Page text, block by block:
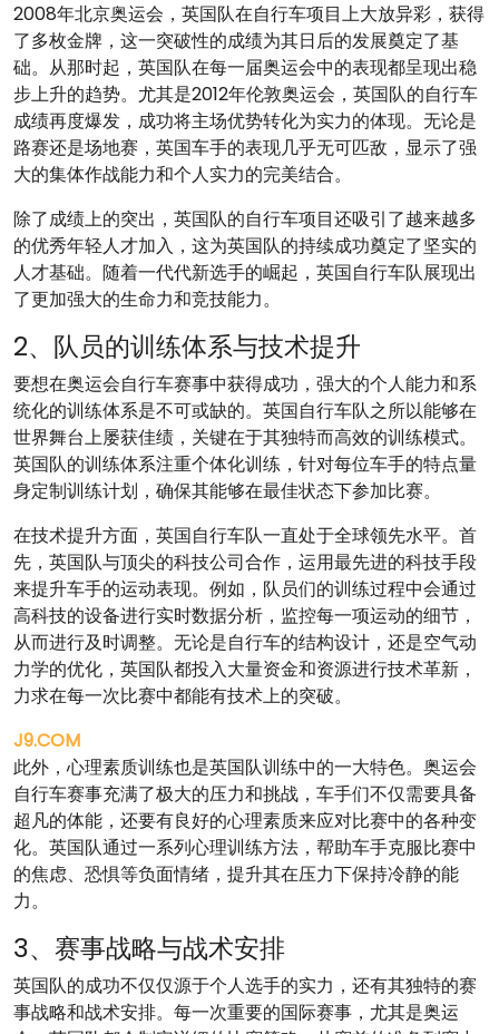
2008年北京奥运会，英国队在自行车项目上大放异彩，获得
了多枚金牌，这一突破性的成绩为其日后的发展奠定了基
础。从那时起，英国队在每一届奥运会中的表现都呈现出稳
步上升的趋势。尤其是2012年伦敦奥运会，英国队的自行车
成绩再度爆发，成功将主场优势转化为实力的体现。无论是
路赛还是场地赛，英国车手的表现几乎无可匹敌，显示了强
大的集体作战能力和个人实力的完美结合。
除了成绩上的突出，英国队的自行车项目还吸引了越来越多
的优秀年轻人才加入，这为英国队的持续成功奠定了坚实的
人才基础。随着一代代新选手的崛起，英国自行车队展现出
了更加强大的生命力和竞技能力。
2、队员的训练体系与技术提升
要想在奥运会自行车赛事中获得成功，强大的个人能力和系
统化的训练体系是不可或缺的。英国自行车队之所以能够在
世界舞台上屡获佳绩，关键在于其独特而高效的训练模式。
英国队的训练体系注重个体化训练，针对每位车手的特点量
身定制训练计划，确保其能够在最佳状态下参加比赛。
在技术提升方面，英国自行车队一直处于全球领先水平。首
先，英国队与顶尖的科技公司合作，运用最先进的科技手段
来提升车手的运动表现。例如，队员们的训练过程中会通过
高科技的设备进行实时数据分析，监控每一项运动的细节，
从而进行及时调整。无论是自行车的结构设计，还是空气动
力学的优化，英国队都投入大量资金和资源进行技术革新，
力求在每一次比赛中都能有技术上的突破。
J9.COM
此外，心理素质训练也是英国队训练中的一大特色。奥运会
自行车赛事充满了极大的压力和挑战，车手们不仅需要具备
超凡的体能，还要有良好的心理素质来应对比赛中的各种变
化。英国队通过一系列心理训练方法，帮助车手克服比赛中
的焦虑、恐惧等负面情绪，提升其在压力下保持冷静的能
力。
3、赛事战略与战术安排
英国队的成功不仅仅源于个人选手的实力，还有其独特的赛
事战略和战术安排。每一次重要的国际赛事，尤其是奥运